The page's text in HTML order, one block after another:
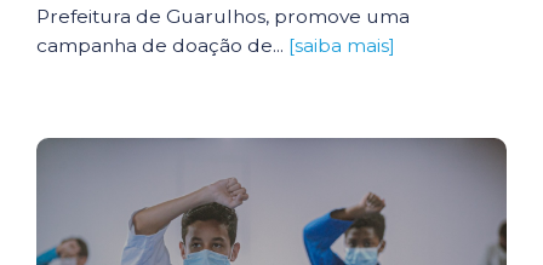
Prefeitura de Guarulhos, promove uma
campanha de doação de... [saiba mais]